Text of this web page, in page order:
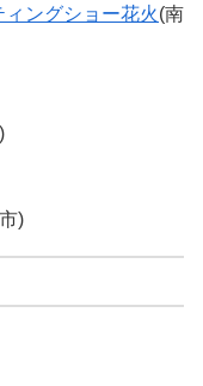
ングショー花火(南
)